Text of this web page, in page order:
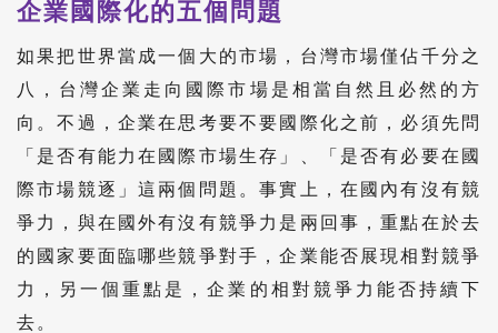
企業國際化的五個問題
如果把世界當成一個大的市場，台灣市場僅佔千分之
八，台灣企業走向國際市場是相當自然且必然的方
向。不過，企業在思考要不要國際化之前，必須先問
「是否有能力在國際市場生存」、「是否有必要在國
際市場競逐」這兩個問題。事實上，在國內有沒有競
爭力，與在國外有沒有競爭力是兩回事，重點在於去
的國家要面臨哪些競爭對手，企業能否展現相對競爭
力，另一個重點是，企業的相對競爭力能否持續下
去。